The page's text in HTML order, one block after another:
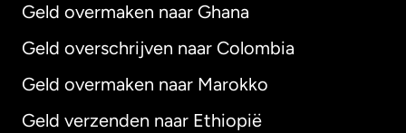
Geld overmaken naar Ghana
Geld overschrijven naar Colombia
Geld overmaken naar Marokko
Geld verzenden naar Ethiopië